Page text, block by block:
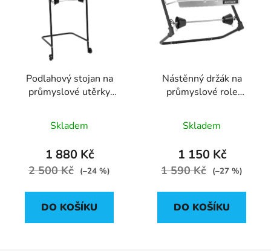
Podlahový stojan na
průmyslové utěrky
Skladem
1 880 Kč
2 500 Kč (–24 %)
DO KOŠÍKU
Nástěnný držák na
průmyslové role
Skladem
1 150 Kč
1 590 Kč (–27 %)
DO KOŠÍKU